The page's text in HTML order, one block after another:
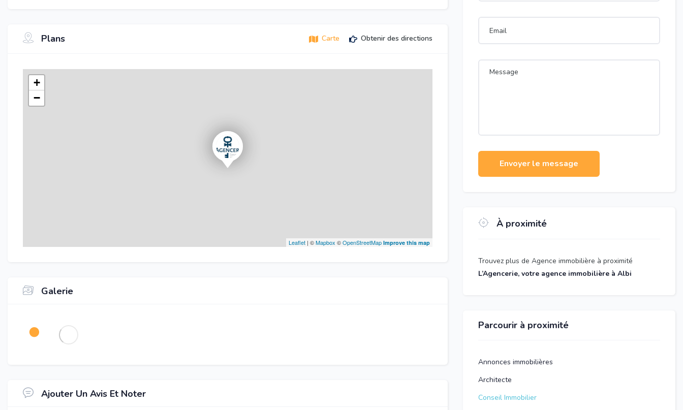
Plans Carte Obtenir des directions
+
−
Leaflet | ©Mapbox ©OpenStreetMap Improve this map
Galerie
Ajouter Un Avis Et Noter
Envoyer le message
À proximité
Trouvez plus de Agence immobilière à proximité
L’Agencerie, votre agence immobilière à Albi
Parcourir à proximité
Annonces immobilières
Architecte
Conseil Immobilier